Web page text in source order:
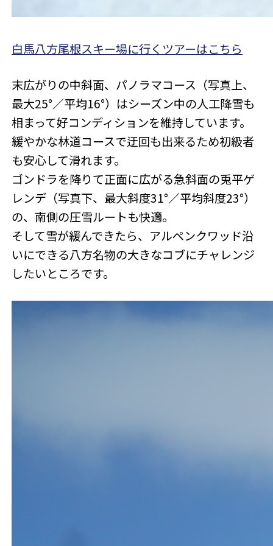
白馬八方尾根スキー場に行くツアーはこちら
末広がりの中斜面、パノラマコース（写真上、
最大25°／平均16°）はシーズン中の人工降雪も
相まって好コンディションを維持しています。
緩やかな林道コースで迂回も出来るため初級者
も安心して滑れます。
ゴンドラを降りて正面に広がる急斜面の兎平ゲ
レンデ（写真下、最大斜度31°／平均斜度23°）
の、南側の圧雪ルートも快適。
そして雪が緩んできたら、アルペンクワッド沿
いにできる八方名物の大きなコブにチャレンジ
したいところです。